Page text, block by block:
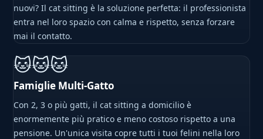
nuovi? Il cat sitting è la soluzione perfetta: il professionista
entra nel loro spazio con calma e rispetto, senza forzare
mai il contatto.
🐱🐱🐱
Famiglie Multi-Gatto
Con 2, 3 o più gatti, il cat sitting a domicilio è
enormemente più pratico e meno costoso rispetto a una
pensione. Un'unica visita copre tutti i tuoi felini nella loro